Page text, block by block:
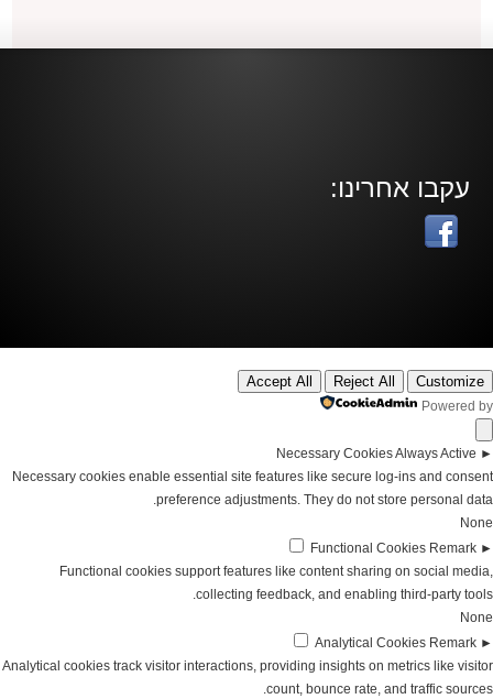
עקבו אחרינו:
Customize
Reject All
Accept All
Powered by
►
Necessary CookiesAlways Active
Necessary cookies enable essential site features like secure log-ins and consent
preference adjustments. They do not store personal data.
None
►
Functional Cookies Remark
Functional cookies support features like content sharing on social media,
collecting feedback, and enabling third-party tools.
None
►
Analytical Cookies Remark
Analytical cookies track visitor interactions, providing insights on metrics like visitor
count, bounce rate, and traffic sources.